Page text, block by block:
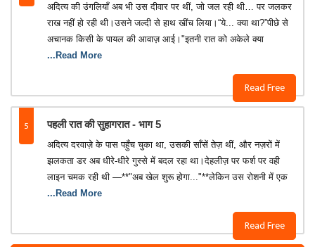
Read Free
अदित्य की उंगलियाँ अब भी उस दीवार पर थीं, जो जल रही थी… पर जलकर
राख नहीं हो रही थी।उसने जल्दी से हाथ खींच लिया।“ये... क्या था?”पीछे से
अचानक किसी के पायल की आवाज़ आई।"इतनी रात को अकेले क्या
...Read More
5 पहली रात की सुहागरात - भाग 5
Read Free
अदित्य दरवाज़े के पास पहुँच चुका था, उसकी साँसें तेज़ थीं, और नज़रों में
झलकता डर अब धीरे-धीरे गुस्से में बदल रहा था।देहलीज़ पर फर्श पर वही
लाइन चमक रही थी —**"अब खेल शुरू होगा..."**लेकिन उस रोशनी में एक
...Read More